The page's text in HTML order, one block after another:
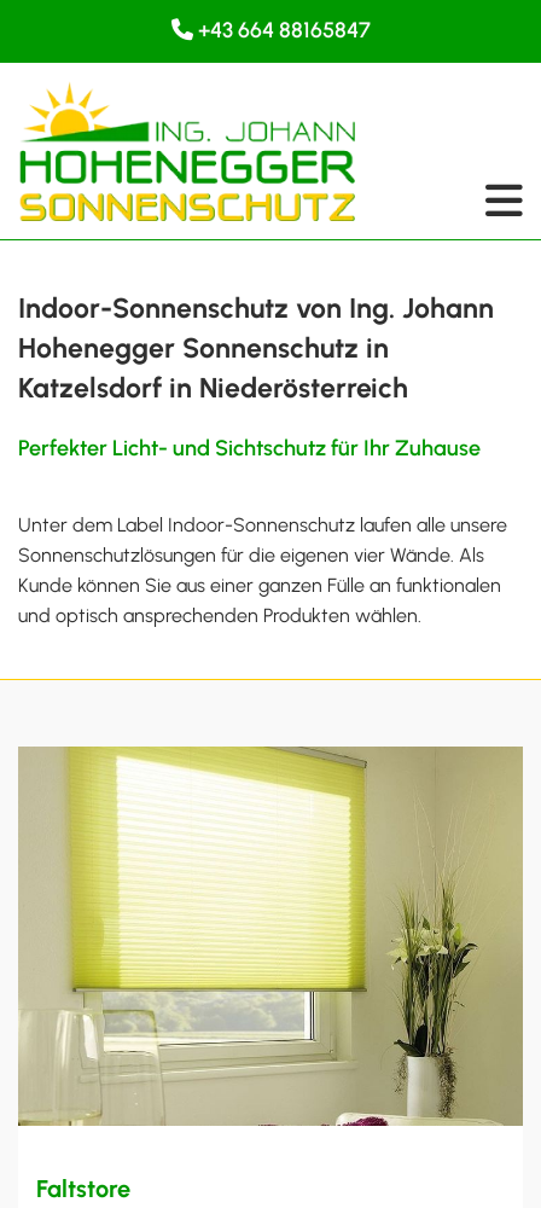
 +43 664 88165847
Indoor-Sonnenschutz von Ing. Johann
Hohenegger Sonnenschutz in
Katzelsdorf in Niederösterreich
Perfekter Licht- und Sichtschutz für Ihr Zuhause
Unter dem Label Indoor-Sonnenschutz laufen alle unsere
Sonnenschutzlösungen für die eigenen vier Wände. Als
Kunde können Sie aus einer ganzen Fülle an funktionalen
und optisch ansprechenden Produkten wählen.
Faltstore